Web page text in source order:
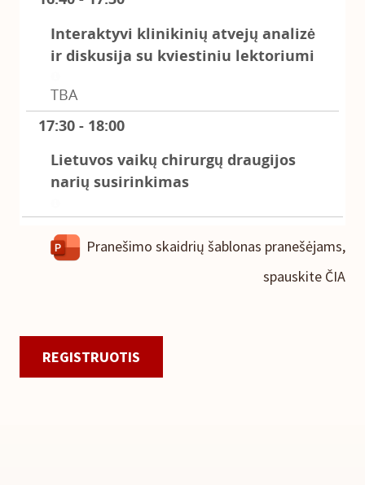
Pranešimo skaidrių šablonas pranešėjams,
spauskite ČIA
REGISTRUOTIS